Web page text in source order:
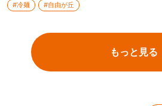
#冷麺 #自由が丘
もっと見る